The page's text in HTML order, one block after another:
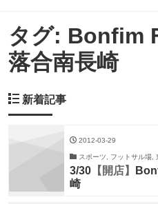
タグ: Bonfim
落合南長崎
新着記事
2012-03-29
スポーツ, フットサル場,
3/30 【開店】
崎